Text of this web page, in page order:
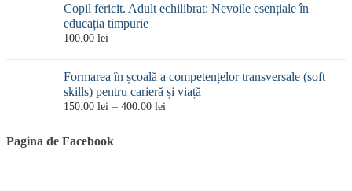
200.00 lei
Copil fericit. Adult echilibrat: Nevoile esențiale în
educația timpurie
100.00 lei
Formarea în școală a competențelor transversale (soft
skills) pentru carieră și viață
150.00 lei – 400.00 leiInterval
Pagina de Facebook